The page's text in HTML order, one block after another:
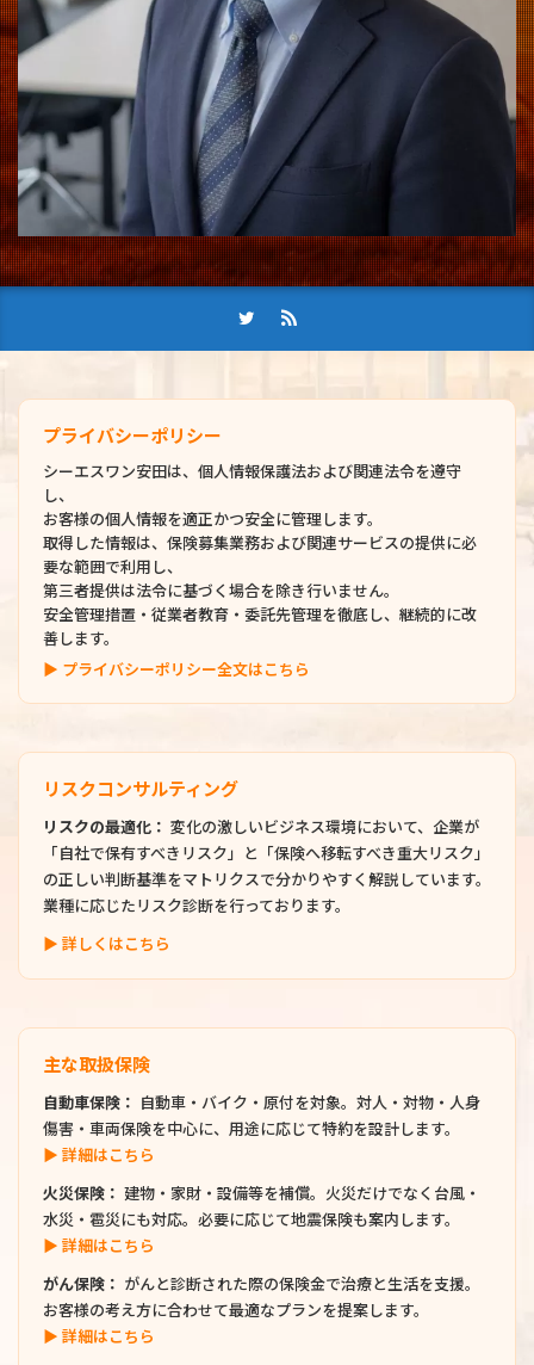
プライバシーポリシー
シーエスワン安田は、個人情報保護法および関連法令を遵守
し、
お客様の個人情報を適正かつ安全に管理します。
取得した情報は、保険募集業務および関連サービスの提供に必
要な範囲で利用し、
第三者提供は法令に基づく場合を除き行いません。
安全管理措置・従業者教育・委託先管理を徹底し、継続的に改
善します。
▶ プライバシーポリシー全文はこちら
リスクコンサルティング
リスクの最適化： 変化の激しいビジネス環境において、企業が
「自社で保有すべきリスク」と「保険へ移転すべき重大リスク」
の正しい判断基準をマトリクスで分かりやすく解説しています。
業種に応じたリスク診断を行っております。
▶ 詳しくはこちら
主な取扱保険
自動車保険：
自動車・バイク・原付を対象。対人・対物・人身
傷害・車両保険を中心に、用途に応じて特約を設計します。
▶ 詳細はこちら
火災保険： 建物・家財・設備等を補償。火災だけでなく台風・
水災・雹災にも対応。必要に応じて地震保険も案内します。
▶ 詳細はこちら
がん保険： がんと診断された際の保険金で治療と生活を支援。
お客様の考え方に合わせて最適なプランを提案します。
▶ 詳細はこちら